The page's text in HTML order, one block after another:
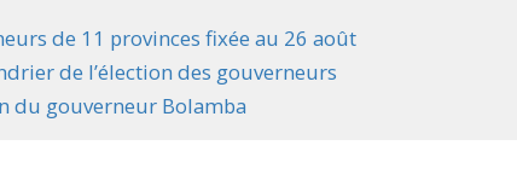
de 11 provinces fixée au 26 août
de l’élection des gouverneurs
du gouverneur Bolamba